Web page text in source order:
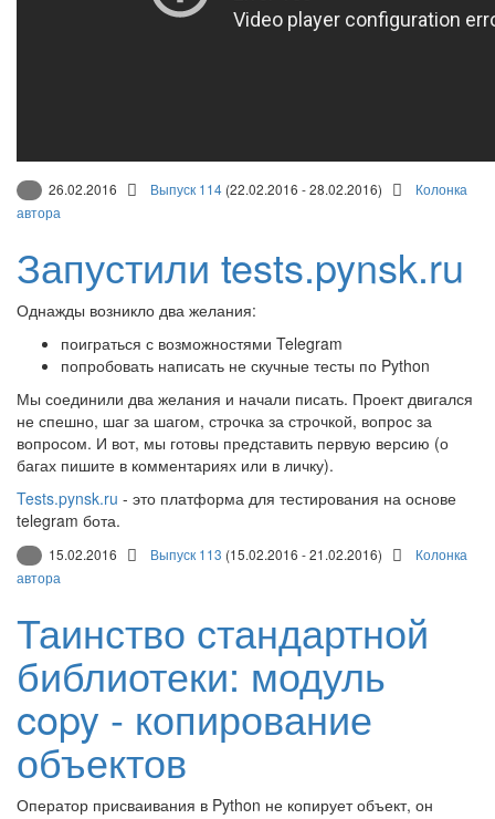
26.02.2016 Выпуск 114 (22.02.2016 - 28.02.2016)
Колонка
автора
Запустили tests.pynsk.ru
Однажды возникло два желания:
поиграться с возможностями Telegram
попробовать написать не скучные тесты по Python
Мы соединили два желания и начали писать. Проект двигался
не спешно, шаг за шагом, строчка за строчкой, вопрос за
вопросом. И вот, мы готовы представить первую версию (о
багах пишите в комментариях или в личку).
Tests.pynsk.ru - это платформа для тестирования на основе
telegram бота.
15.02.2016 Выпуск 113 (15.02.2016 - 21.02.2016)
Колонка
автора
Таинство стандартной
библиотеки: модуль
copy - копирование
объектов
Оператор присваивания в Python не копирует объект, он